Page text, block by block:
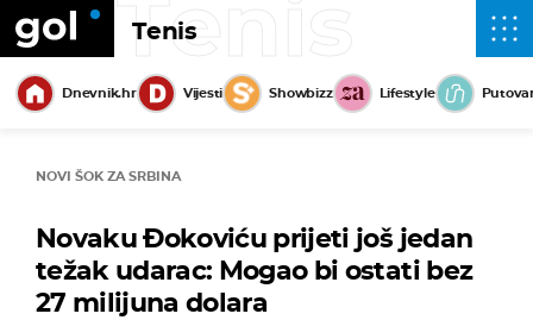
Tenis
Tenis
Dnevnik.hr Vijesti Showbizz Lifestyle
NOVI ŠOK ZA SRBINA
Novaku Đokoviću prijeti još jedan
težak udarac: Mogao bi ostati bez
27 milijuna dolara